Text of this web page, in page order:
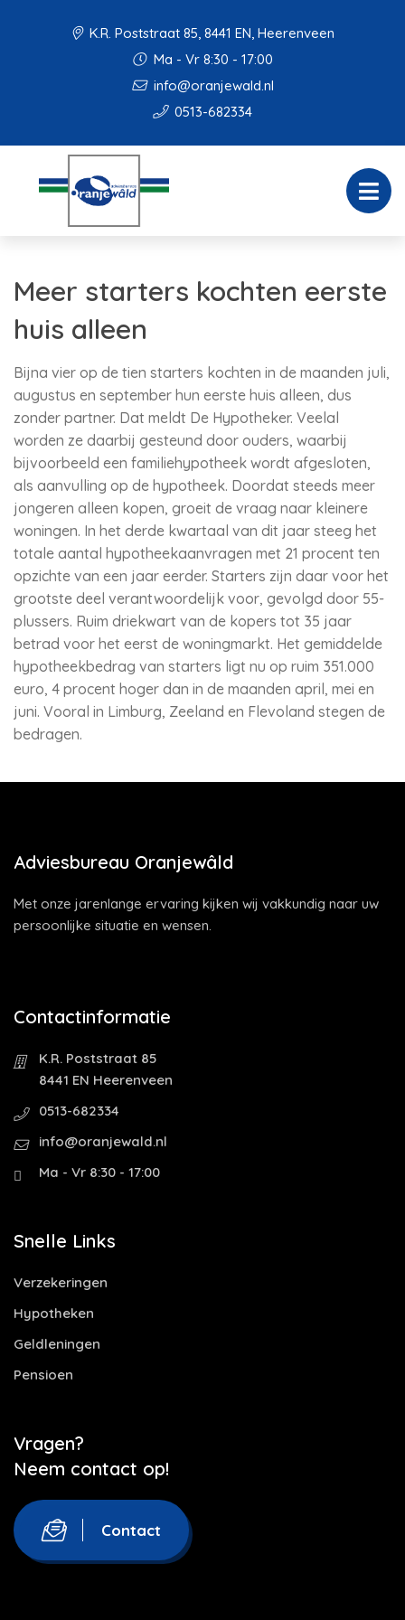
K.R. Poststraat 85, 8441 EN, Heerenveen
Ma - Vr 8:30 - 17:00
info@oranjewald.nl
0513-682334
Meer starters kochten eerste
huis alleen
Bijna vier op de tien starters kochten in de maanden juli,
augustus en september hun eerste huis alleen, dus
zonder partner. Dat meldt De Hypotheker. Veelal
worden ze daarbij gesteund door ouders, waarbij
bijvoorbeeld een familiehypotheek wordt afgesloten,
als aanvulling op de hypotheek. Doordat steeds meer
jongeren alleen kopen, groeit de vraag naar kleinere
woningen. In het derde kwartaal van dit jaar steeg het
totale aantal hypotheekaanvragen met 21 procent ten
opzichte van een jaar eerder. Starters zijn daar voor het
grootste deel verantwoordelijk voor, gevolgd door 55-
plussers. Ruim driekwart van de kopers tot 35 jaar
betrad voor het eerst de woningmarkt. Het gemiddelde
hypotheekbedrag van starters ligt nu op ruim 351.000
euro, 4 procent hoger dan in de maanden april, mei en
juni. Vooral in Limburg, Zeeland en Flevoland stegen de
bedragen.
Adviesbureau Oranjewâld
Met onze jarenlange ervaring kijken wij vakkundig naar uw
persoonlijke situatie en wensen.
Contactinformatie
K.R. Poststraat 85
8441 EN Heerenveen
0513-682334
info@oranjewald.nl
Ma - Vr 8:30 - 17:00
Snelle Links
Verzekeringen
Hypotheken
Geldleningen
Pensioen
Vragen?
Neem contact op!
Contact